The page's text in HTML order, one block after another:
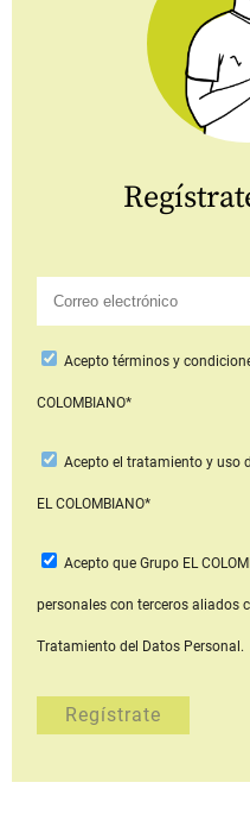
Aceptotérminos y
COLOMBIANO*
Acepto el tratamiento y uso
EL COLOMBIANO*
Acepto que Grupo EL
personales con terceros aliados
Tratamiento del Datos Personal.